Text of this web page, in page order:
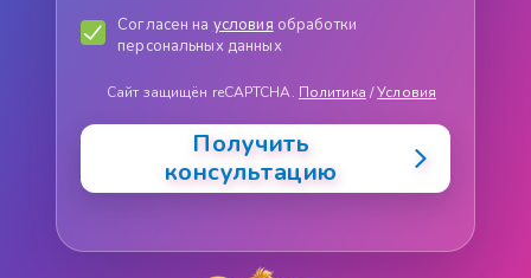
Согласен на условия обработки
персональных данных
Сайт защищён reCAPTCHA. Политика /Условия
Получить
консультацию